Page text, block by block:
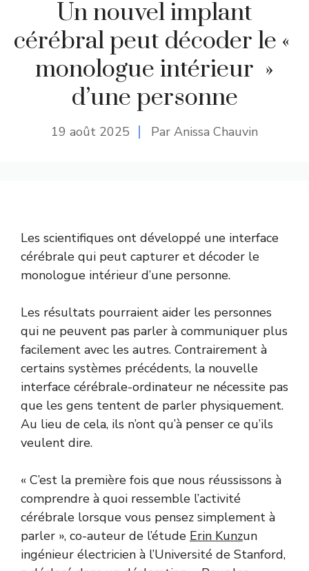
Un nouvel implant
cérébral peut décoder le «
monologue intérieur »
d’une personne
19 août 2025 Par Anissa Chauvin
Les scientifiques ont développé une interface
cérébrale qui peut capturer et décoder le
monologue intérieur d’une personne.
Les résultats pourraient aider les personnes
qui ne peuvent pas parler à communiquer plus
facilement avec les autres. Contrairement à
certains systèmes précédents, la nouvelle
interface cérébrale-ordinateur ne nécessite pas
que les gens tentent de parler physiquement.
Au lieu de cela, ils n’ont qu’à penser ce qu’ils
veulent dire.
« C’est la première fois que nous réussissons à
comprendre à quoi ressemble l’activité
cérébrale lorsque vous pensez simplement à
parler », co-auteur de l’étude Erin Kunzun
ingénieur électricien à l’Université de Stanford,